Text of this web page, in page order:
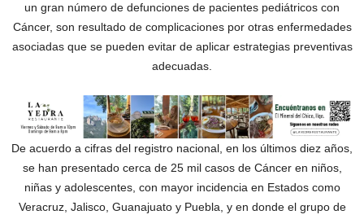
un gran número de defunciones de pacientes pediátricos con
Cáncer, son resultado de complicaciones por otras enfermedades
asociadas que se pueden evitar de aplicar estrategias preventivas
adecuadas.
De acuerdo a cifras del registro nacional, en los últimos diez años,
se han presentado cerca de 25 mil casos de Cáncer en niños,
niñas y adolescentes, con mayor incidencia en Estados como
Veracruz, Jalisco, Guanajuato y Puebla, y en donde el grupo de